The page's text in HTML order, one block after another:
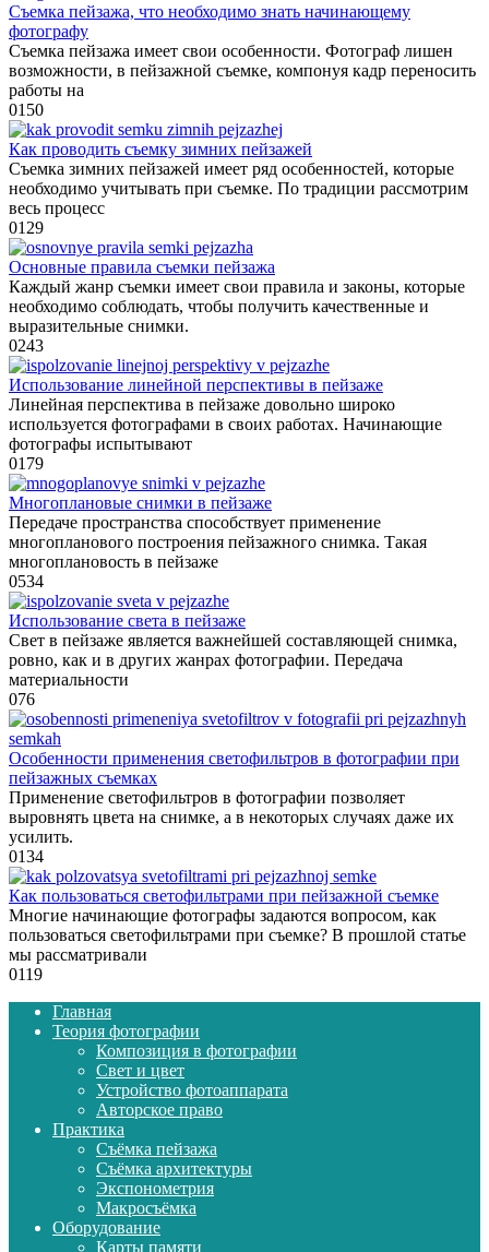
Съемка пейзажа, что необходимо знать начинающему
фотографу
Съемка пейзажа имеет свои особенности. Фотограф лишен
возможности, в пейзажной съемке, компонуя кадр переносить
работы на
0150
Как проводить съемку зимних пейзажей
Съемка зимних пейзажей имеет ряд особенностей, которые
необходимо учитывать при съемке. По традиции рассмотрим
весь процесс
0129
Основные правила съемки пейзажа
Каждый жанр съемки имеет свои правила и законы, которые
необходимо соблюдать, чтобы получить качественные и
выразительные снимки.
0243
Использование линейной перспективы в пейзаже
Линейная перспектива в пейзаже довольно широко
используется фотографами в своих работах. Начинающие
фотографы испытывают
0179
Многоплановые снимки в пейзаже
Передаче пространства способствует применение
многопланового построения пейзажного снимка. Такая
многоплановость в пейзаже
0534
Использование света в пейзаже
Свет в пейзаже является важнейшей составляющей снимка,
ровно, как и в других жанрах фотографии. Передача
материальности
076
Особенности применения светофильтров в фотографии при
пейзажных съемках
Применение светофильтров в фотографии позволяет
выровнять цвета на снимке, а в некоторых случаях даже их
усилить.
0134
Как пользоваться светофильтрами при пейзажной съемке
Многие начинающие фотографы задаются вопросом, как
пользоваться светофильтрами при съемке? В прошлой статье
мы рассматривали
0119
Главная
Теория фотографии
Композиция в фотографии
Свет и цвет
Устройство фотоаппарата
Авторское право
Практика
Съёмка пейзажа
Съёмка архитектуры
Экспонометрия
Макросъёмка
Оборудование
Карты памяти